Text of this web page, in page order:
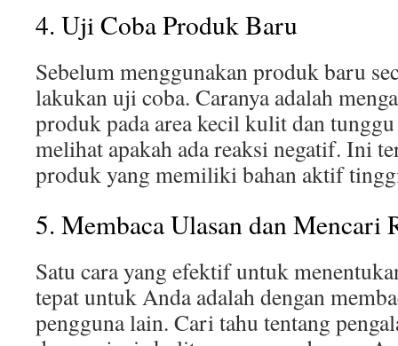
4. Uji Coba Produk Baru
Sebelum menggunakan produk baru
lakukan uji coba. Caranya adalah
produk pada area kecil kulit dan
melihat apakah ada reaksi negatif. Ini
produk yang memiliki bahan aktif
5. Membaca Ulasan dan Mencari
Satu cara yang efektif untuk
tepat untuk Anda adalah dengan
pengguna lain. Cari tahu tentang